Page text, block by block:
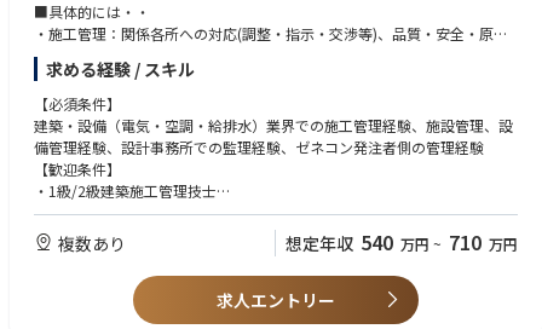
■具体的には・・
・施工管理：関係各所への対応(調整・指示・交渉等)、品質・安全・原価
管理等
・既存物件の管理：保全維持管理全般、テナント入れ替え時の工事管理等
・請負工事の管理：依頼を受けた物件の施工管理
■入社後の教育・ステップアップ
入社後は先輩の同行から始め、建物のメンテナンスに関する基本的な知識
を学んでいただきます。徐々に知識をつけ、一人で対応できるようになる
分からないことがあればメンバーに確認でき、安心して業務が可能です。
業界最大手の大和ハウスグループにて、商業系デベロッパーとして全国に
求める経験 / スキル
【必須条件】
建築・設備（電気・空調・給排水）業界での施工管理経験、施設管理、設
備管理経験、設計事務所での監理経験、ゼネコン発注者側の管理経験
【歓迎条件】
・1級/2級建築施工管理技士
・一級/二級建築士
【求める人物像】
社内関係部署、設計事務所、テナント、施工会社など、関係各所様々なや
りとりが発生するため、対人能力、交渉力が重要となります。
複数あり 想定年収 540 万円 ~ 710 万円
求人エントリー